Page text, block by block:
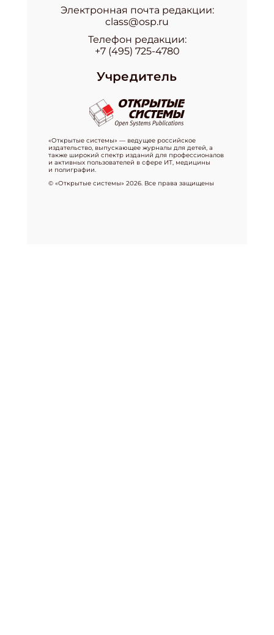
Электронная почта редакции:
class@osp.ru
Телефон редакции:
+7 (495) 725-4780
Учредитель
«Открытые системы» — ведущее российское
издательство, выпускающее журналы для детей, а
также широкий спектр изданий для профессионалов
и активных пользователей в сфере ИТ, медицины
и полиграфии.
© «Открытые системы» 2026. Все права защищены